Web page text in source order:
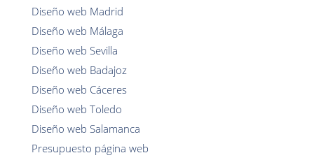
Diseño web Madrid
Diseño web Málaga
Diseño web Sevilla
Diseño web Badajoz
Diseño web Cáceres
Diseño web Toledo
Diseño web Salamanca
Presupuesto página web